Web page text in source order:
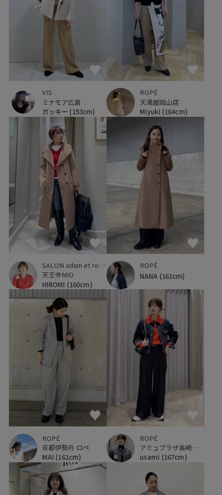
VIS
ミナモア広島
ガッキー (153cm)
ROPÉ
天満屋岡山店
Miyuki (164cm)
SALON adam et ropé
天王寺MIO
HIROMI (160cm)
ROPÉ
NANA (161cm)
ROPÉ
京都伊勢丹 ロペ
MAI (161cm)
ROPÉ
アミュプラザ長崎新館
usami (167cm)